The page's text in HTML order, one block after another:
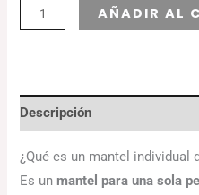
AÑADIR AL
Descripción
¿Qué es un mantel individual
Es unmantel para una sola